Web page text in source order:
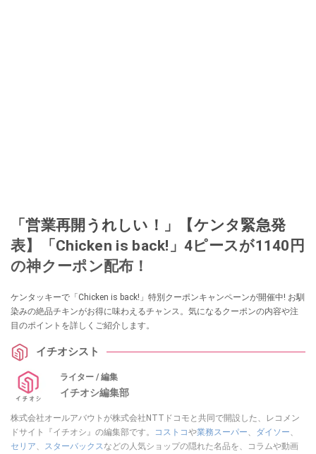
「営業再開うれしい！」【ケンタ緊急発
表】「Chicken is back!」4ピースが1140円
の神クーポン配布！
ケンタッキーで「Chicken is back!」特別クーポンキャンペーンが開催中! お馴
染みの絶品チキンがお得に味わえるチャンス。気になるクーポンの内容や注
目のポイントを詳しくご紹介します。
イチオシスト
ライター / 編集
イチオシ編集部
株式会社オールアバウトが株式会社NTTドコモと共同で開設した、レコメン
ドサイト『イチオシ』の編集部です。
コストコや業務スーパー ダイソー
セリア
スターバックス などの人気ショップの隠れた名品を、コラムや動画